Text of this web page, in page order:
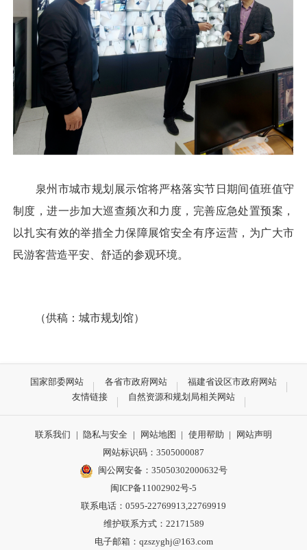
泉州市城市规划展示馆将严格落实节日期间值班值守
制度，进一步加大巡查频次和力度，完善应急处置预案，
以扎实有效的举措全力保障展馆安全有序运营，为广大市
民游客营造平安、舒适的参观环境。
（供稿：城市规划馆）
国家部委网站 各省市政府网站
福建省设区市政府网站
友情链接
自然资源和规划局相关网站
联系我们 | 隐私与安全 | 网站地图 | 使用帮助 |
网站声明
网站标识码：3505000087
闽公网安备：35050302000632号
闽ICP备11002902号-5
联系电话：0595-22769913,22769919
维护联系方式：22171589
电子邮箱：qzszyghj@163.com